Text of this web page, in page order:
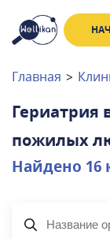
Доктора
Клиники
Новости
Связаться с
Главная >
Гериатрия
пожилых
Найдено 16